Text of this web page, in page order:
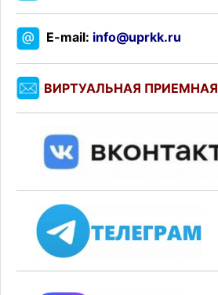
E-mail: info@uprkk.ru
ВИРТУАЛЬНАЯ ПРИЕМНАЯ